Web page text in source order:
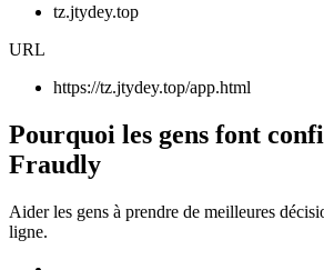
tz.jtydey.top
URL
https://tz.jtydey.top/app.html
Pourquoi les gens font
Fraudly
Aider les gens à prendre de meilleures
ligne.